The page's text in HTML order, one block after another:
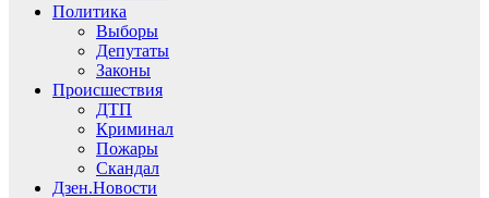
Политика
Выборы
Депутаты
Законы
Происшествия
ДТП
Криминал
Пожары
Скандал
Дзен.Новости